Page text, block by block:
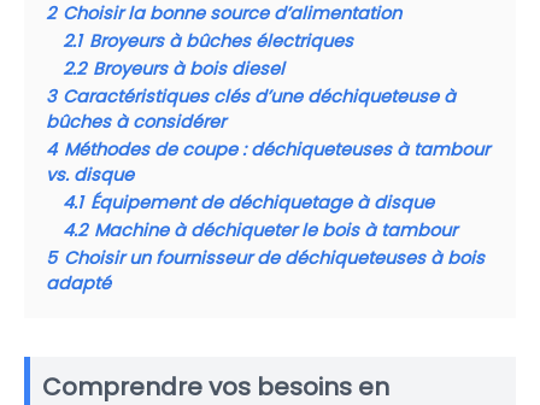
2 Choisir la bonne source d’alimentation
2.1 Broyeurs à bûches électriques
2.2 Broyeurs à bois diesel
3 Caractéristiques clés d’une déchiqueteuse à
bûches à considérer
4 Méthodes de coupe : déchiqueteuses à tambour
vs. disque
4.1 Équipement de déchiquetage à disque
4.2 Machine à déchiqueter le bois à tambour
5 Choisir un fournisseur de déchiqueteuses à bois
adapté
Comprendre vos besoins en